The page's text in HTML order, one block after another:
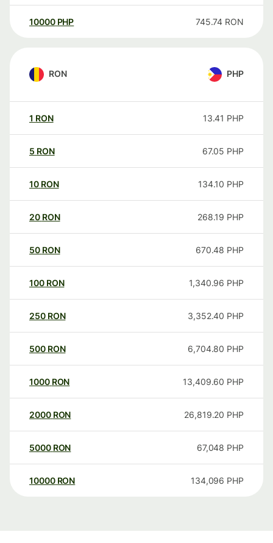
10000 PHP 745.74 RON
RON PHP
1 RON 13.41 PHP
5 RON 67.05 PHP
10 RON 134.10 PHP
20 RON 268.19 PHP
50 RON 670.48 PHP
100 RON 1,340.96 PHP
250 RON 3,352.40 PHP
500 RON 6,704.80 PHP
1000 RON 13,409.60 PHP
2000 RON 26,819.20 PHP
5000 RON 67,048 PHP
10000 RON 134,096 PHP